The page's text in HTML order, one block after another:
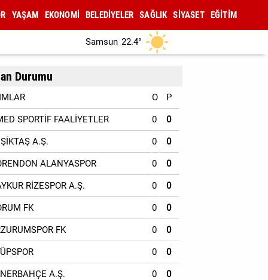
YAŞAM EKONOMİ BELEDİYELER SAĞLIK SİYASET EĞİTİM
Samsun 22.4°
Durumu
O P
SPORTİF FAALİYETLER 0 0
A.Ş. 0 0
ALANYASPOR 0 0
RİZESPOR A.Ş. 0 0
FK 0 0
FK 0 0
0 0
A.Ş. 0 0